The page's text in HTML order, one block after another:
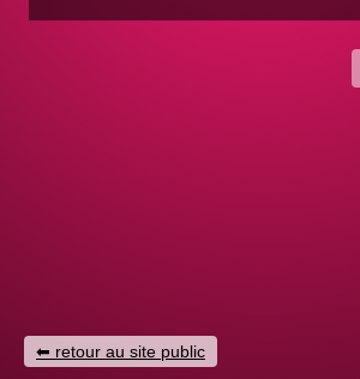
retour au site public